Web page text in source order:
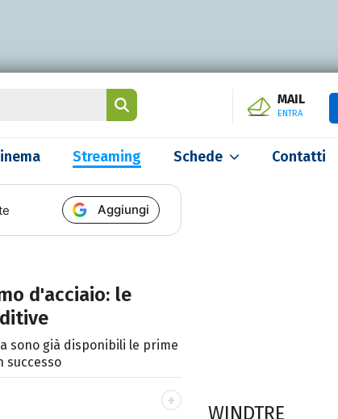
MAIL
ENTRA
Streaming Schede Contatti
Aggiungi
d'acciaio: le
sono già disponibili le prime
successo
WINDTRE